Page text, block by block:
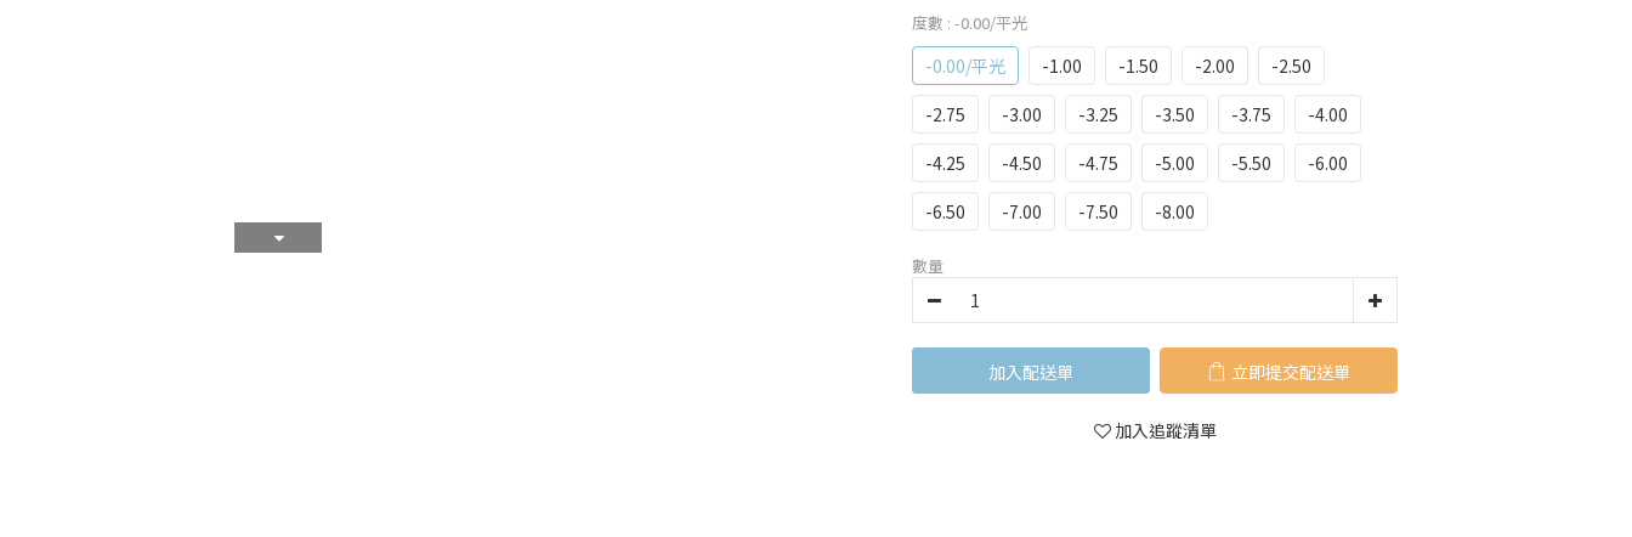
度數 : -0.00/平光
-0.00/平光 -1.00 -1.50 -2.00
-2.50
-2.75
-3.00 -3.25 -3.50 -3.75
-4.00
-4.25
-4.50 -4.75 -5.00 -5.50
-6.00
-6.50
-7.00 -7.50 -8.00
數量
加入購物車 立即購買
加入追蹤清單